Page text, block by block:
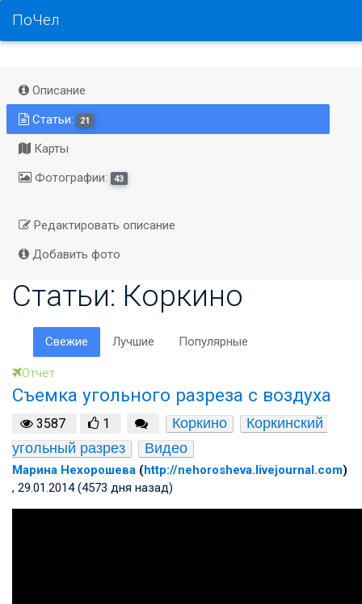
ПоЧел
Описание
Статьи:
21
Карты
Фотографии:
43
Редактировать описание
Добавить фото
Статьи: Коркино
Свежие Лучшие Популярные
Отчет
Съемка угольного разреза с воздуха
3587 1 Коркино
Коркинский
угольный разрез
Видео
Марина Нехорошева (http://nehorosheva.livejournal.com)
, 29.01.2014 (4573 дня назад)